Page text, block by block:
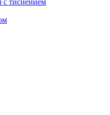
с тиснением